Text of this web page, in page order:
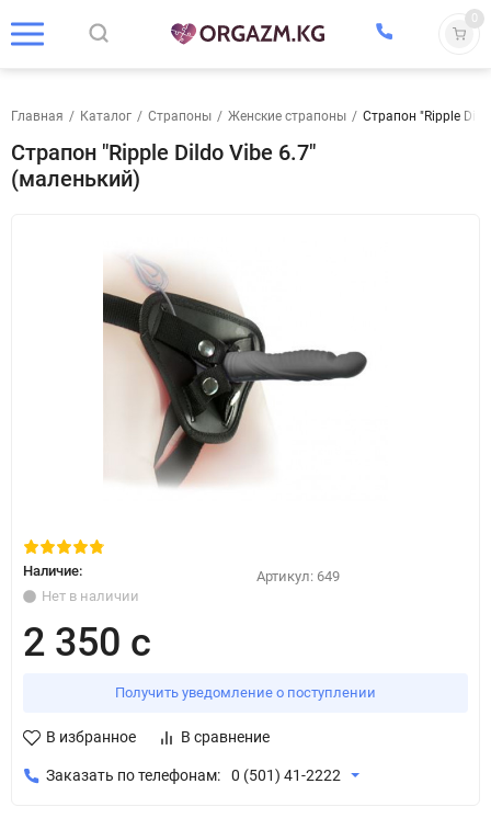
0
Главная / Каталог / Страпоны / Женские страпоны / Страпон "Ripple
Страпон "Ripple Dildo Vibe 6.7"
(маленький)
Наличие:
Нет в наличии
Артикул: 649
2 350 с
Получить уведомление о поступлении
В избранное В сравнение
Заказать по телефонам: 0 (501) 41-2222